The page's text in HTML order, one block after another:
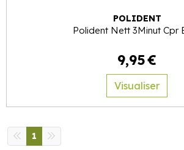
POLIDENT
Polident Nett 3Minut Cpr
9,95€
Visualiser
1